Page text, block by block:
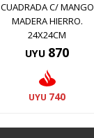
CUADRADA C/ MANGO
MADERA HIERRO.
24X24CM
UYU 870
UYU 740